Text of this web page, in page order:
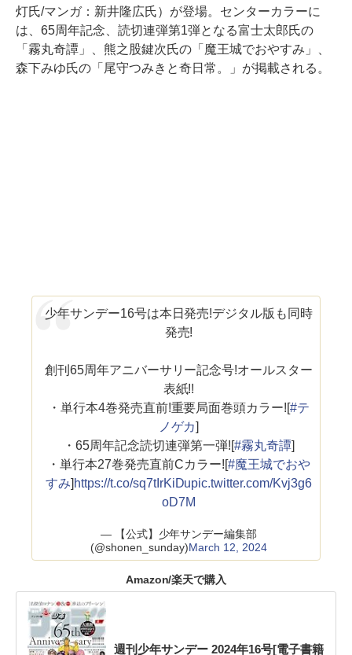
灯氏/マンガ：新井隆広氏）が登場。センターカラーに
は、65周年記念、読切連弾第1弾となる富士太郎氏の
「霧丸奇譚」、熊之股鍵次氏の「魔王城でおやすみ」、
森下みゆ氏の「尾守つみきと奇日常。」が掲載される。
少年サンデー16号は本日発売!デジタル版も同時
発売!
創刊65周年アニバーサリー記念号!オールスター
表紙!!
・単行本4巻発売直前!重要局面巻頭カラー![#テ
ノゲカ]
・65周年記念読切連弾第一弾![#霧丸奇譚]
・単行本27巻発売直前Cカラー![#魔王城でおや
すみ] https://t.co/sq7tIrKiDupic.twitter.com/Kvj3g6
oD7M
— 【公式】少年サンデー編集部
(@shonen_sunday)March 12, 2024
Amazon/楽天で購入
週刊少年サンデー 2024年16号[電子書籍